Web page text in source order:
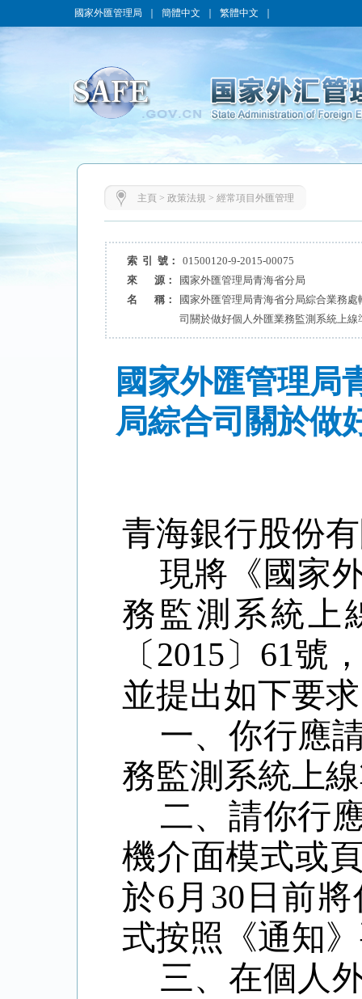
國家外匯管理局 簡體中文 繁體中文
主頁 > 政策法規 > 經常項目外匯管理
索 引 號：
01500120-9-2015-00075
來 源：
國家外匯管理局青海省分局
名 稱：
國家外匯管理局青海省分局綜合業務
司關於做好個人外匯業務監測系統上線
國家外匯管理局
局綜合司關於做
青海銀行股份
現將《國家
務監測系統上
〔2015〕61
並提出如下要
一、你行應
務監測系統上
二、請你行
機介面模式或
於6月30日前
式按照《通知
三、在個人